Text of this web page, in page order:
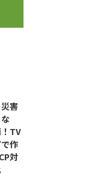
災害
TV
作
対